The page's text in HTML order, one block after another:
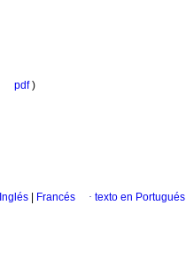
pdf)
Inglés Francés · texto en Portugués